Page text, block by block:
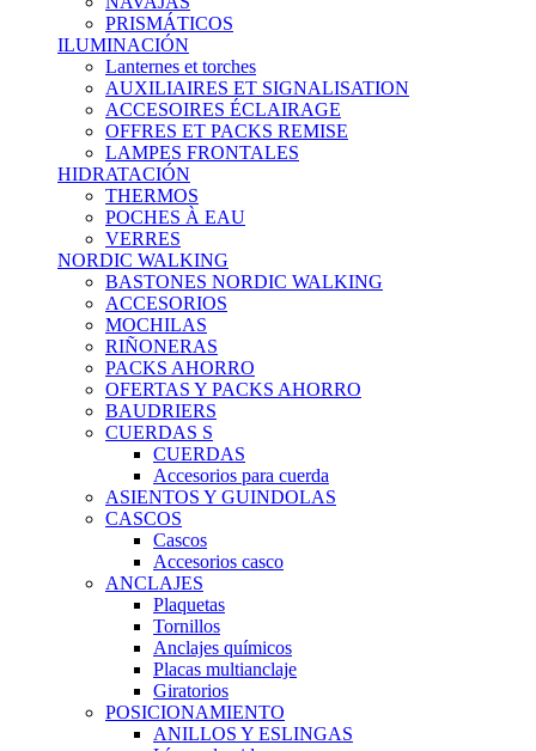
PRISMÁTICOS
ILUMINACIÓN
Lanternes et torches
AUXILIAIRES ET SIGNALISATION
ACCESOIRES ÉCLAIRAGE
OFFRES ET PACKS REMISE
LAMPES FRONTALES
HIDRATACIÓN
THERMOS
POCHES À EAU
VERRES
NORDIC WALKING
BASTONES NORDIC WALKING
ACCESORIOS
MOCHILAS
RIÑONERAS
PACKS AHORRO
OFERTAS Y PACKS AHORRO
BAUDRIERS
CUERDAS S
CUERDAS
Accesorios para cuerda
ASIENTOS Y GUINDOLAS
CASCOS
Cascos
Accesorios casco
ANCLAJES
Plaquetas
Tornillos
Anclajes químicos
Placas multianclaje
Giratorios
POSICIONAMIENTO
ANILLOS Y ESLINGAS